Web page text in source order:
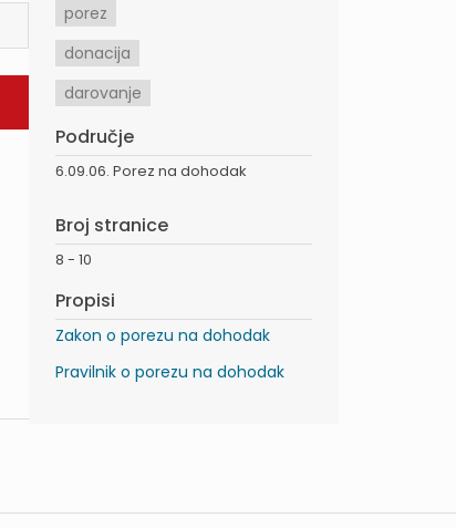
porez
donacija
darovanje
Područje
6.09.06. Porez na dohodak
Broj stranice
8 - 10
Propisi
Zakon o porezu na dohodak
Pravilnik o porezu na dohodak